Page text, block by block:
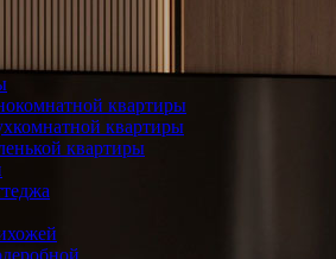
квартиры
квартиры
квартиры